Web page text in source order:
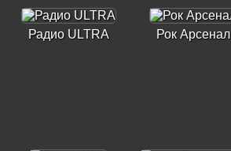
Радио ULTRA Рок Арсенал